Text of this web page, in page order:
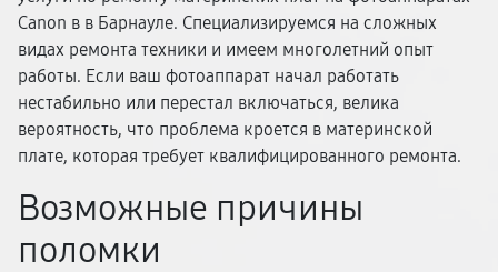
Canon в в Барнауле. Специализируемся на сложных
видах ремонта техники и имеем многолетний опыт
работы. Если ваш фотоаппарат начал работать
нестабильно или перестал включаться, велика
вероятность, что проблема кроется в материнской
плате, которая требует квалифицированного ремонта.
Возможные причины
поломки